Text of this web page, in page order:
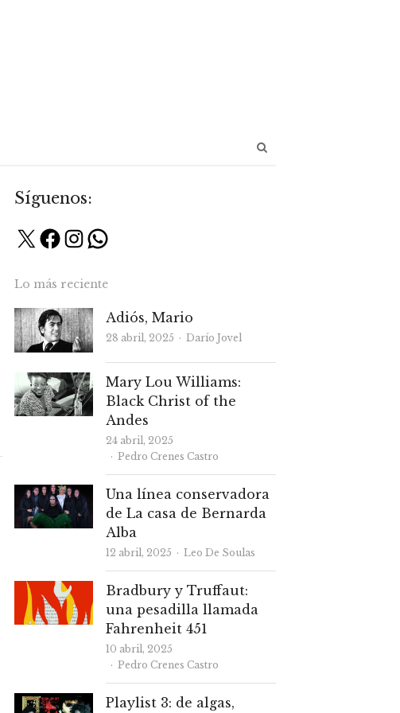
Síguenos:
X Facebook
Instagram
WhatsApp
Lo más reciente
Adiós, Mario
28 abril, 2025 Autor
Darío Jovel
Mary Lou Williams:
Black Christ of the
Andes
24 abril, 2025
Autor
Pedro Crenes Castro
Una línea conservadora
de La casa de Bernarda
Alba
12 abril, 2025 Autor
Leo De Soulas
Bradbury y Truffaut:
una pesadilla llamada
Fahrenheit 451
10 abril, 2025
Autor
Pedro Crenes Castro
Playlist 3: de algas,